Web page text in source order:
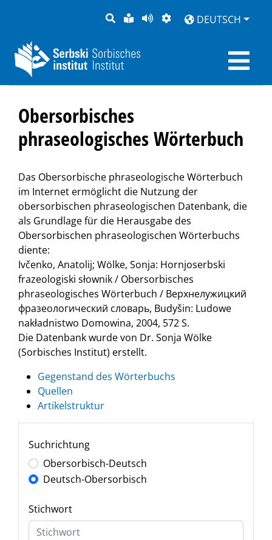
SUCHELEICHTE
SPRACHE
SEITEDARSTELLUNG
DEUTSCH
Obersorbisches
phraseologisches Wörterbuch
Das Obersorbische phraseologische Wörterbuch
im Internet ermöglicht die Nutzung der
obersorbischen phraseologischen Datenbank, die
als Grundlage für die Herausgabe des
Obersorbischen phraseologischen Wörterbuchs
diente:
Ivčenko, Anatolij; Wölke, Sonja: Hornjoserbski
frazeologiski słownik / Obersorbisches
phraseologisches Wörterbuch / Верхнелужицкий
фразеологический словарь, Budyšin: Ludowe
nakładnistwo Domowina, 2004, 572 S.
Die Datenbank wurde von Dr. Sonja Wölke
(Sorbisches Institut) erstellt.
Gegenstand des Wörterbuchs
Quellen
Artikelstruktur
Suchrichtung
Obersorbisch-Deutsch
Deutsch-Obersorbisch
Stichwort